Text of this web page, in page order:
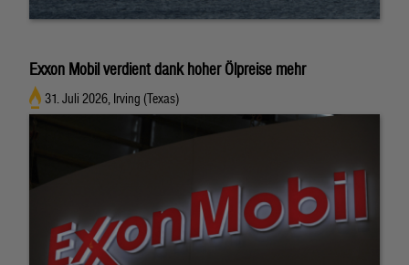
Exxon Mobil verdient dank hoher Ölpreise mehr
31. Juli 2026, Irving (Texas)